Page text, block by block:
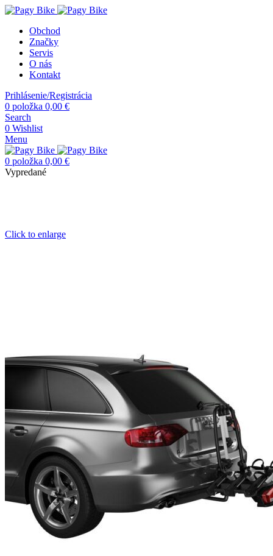
Obchod
Značky
Servis
O nás
Kontakt
Prihlásenie/Registrácia
0 položka 0,00 €
Search
0 Wishlist
Menu
0 položka 0,00 €
Vypredané
Click to enlarge